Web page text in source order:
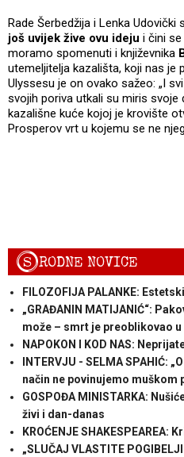
Rade Šerbedžija i Lenka
još uvijek žive ovu ideju i čini
moramo spomenuti i književnika
utemeljitelja kazališta, koji nas je
Ulyssesu je on ovako sažeo: „I
svojih poriva utkali su miris svoje
kazališne kuće kojoj je krovište
Prosperov vrt u kojemu se ne
SRODNE NOVICE
FILOZOFIJA PALANKE:
„GRAĐANIN MATIJANIĆ“:
može – smrt je preoblikovao
NAPOKON I KOD NAS:
INTERVJU - SELMA SPAHIĆ:
način ne povinujemo muškom
GOSPOĐA MINISTARKA:
živi i dan-danas
KROĆENJE
„SLUČAJ VLASTITE